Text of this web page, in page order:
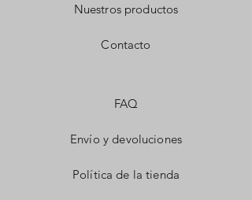
Nuestros productos
Contacto
FAQ
Envío y devoluciones
Política de la tienda